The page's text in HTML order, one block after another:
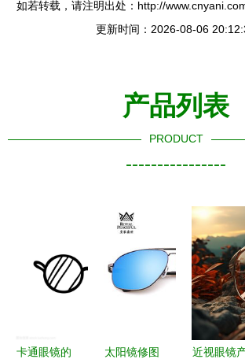
如若转载，请注明出处：http://
更新时间：2026-08-06
产品列表
PRODUCT
----------------
卡通眼镜的
太阳镜修图
近视眼镜